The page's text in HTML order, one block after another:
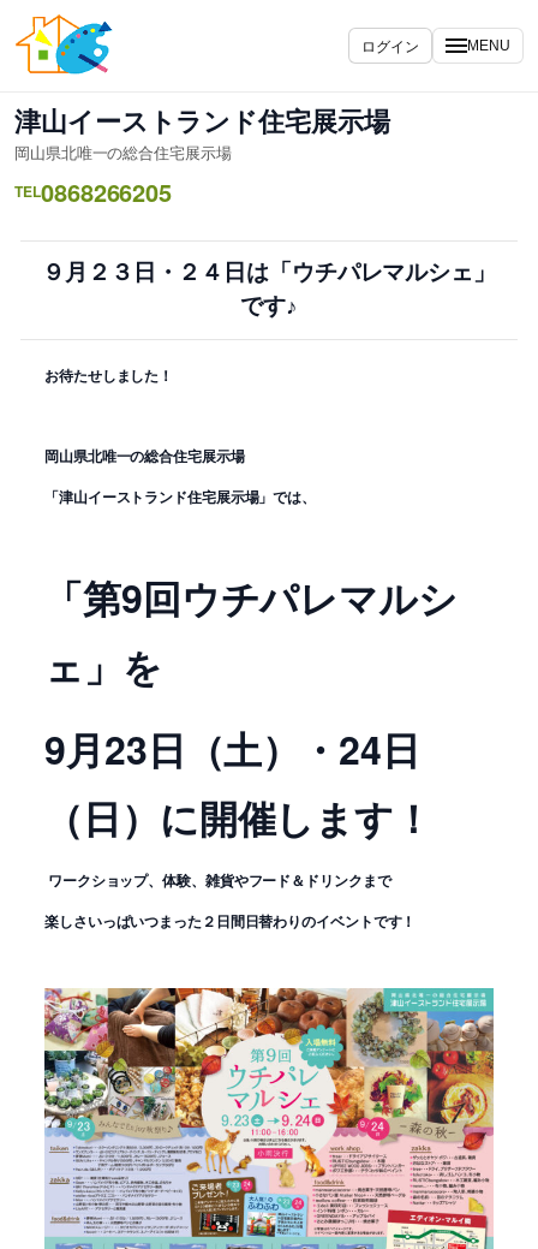
容
ス
キ
ッ
プ
ログイン MENU
津山イーストランド住宅展示場
岡山県北唯一の総合住宅展示場
TEL0868266205
９月２３日・２４日は「ウチパレマルシェ」
です♪
お待たせしました！
岡山県北唯一の総合住宅展示場
「津山イーストランド住宅展示場」では、
「第9回ウチパレマルシ
ェ」を
9月23日（土）・24日
（日）に開催します！
ワークショップ、体験、雑貨やフード＆ドリンクまで
楽しさいっぱいつまった２日間日替わりのイベントです！